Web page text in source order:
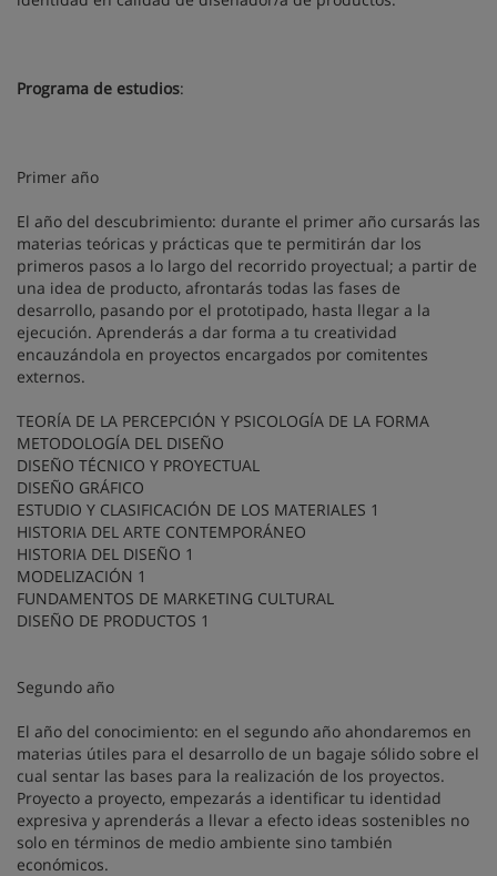
Programa de estudios:
Primer año
El año del descubrimiento: durante el primer año cursarás las
materias teóricas y prácticas que te permitirán dar los
primeros pasos a lo largo del recorrido proyectual; a partir de
una idea de producto, afrontarás todas las fases de
desarrollo, pasando por el prototipado, hasta llegar a la
ejecución. Aprenderás a dar forma a tu creatividad
encauzándola en proyectos encargados por comitentes
externos.
TEORÍA DE LA PERCEPCIÓN Y PSICOLOGÍA DE LA FORMA
METODOLOGÍA DEL DISEÑO
DISEÑO TÉCNICO Y PROYECTUAL
DISEÑO GRÁFICO
ESTUDIO Y CLASIFICACIÓN DE LOS MATERIALES 1
HISTORIA DEL ARTE CONTEMPORÁNEO
HISTORIA DEL DISEÑO 1
MODELIZACIÓN 1
FUNDAMENTOS DE MARKETING CULTURAL
DISEÑO DE PRODUCTOS 1
Segundo año
El año del conocimiento: en el segundo año ahondaremos en
materias útiles para el desarrollo de un bagaje sólido sobre el
cual sentar las bases para la realización de los proyectos.
Proyecto a proyecto, empezarás a identificar tu identidad
expresiva y aprenderás a llevar a efecto ideas sostenibles no
solo en términos de medio ambiente sino también
económicos.